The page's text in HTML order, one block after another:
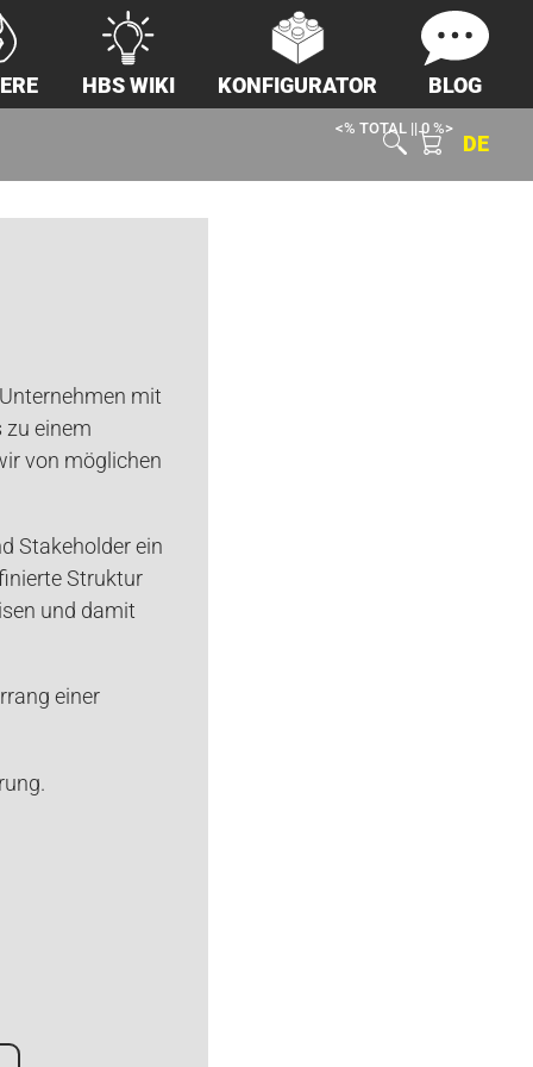
HBS WIKI KONFIGURATOR BLOG
<% TOTAL || 0 %>
DE
mit
einem
von möglichen
Stakeholder ein
Struktur
und damit
einer